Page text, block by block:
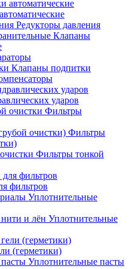
Редукторы давления
Клапаны
Клапаны подпитки
ударов
Фильтры
Фильтры
Фильтры тонкой
фильтров
Уплотнительные
Уплотнительные
(герметики)
Уплотнительные пасты